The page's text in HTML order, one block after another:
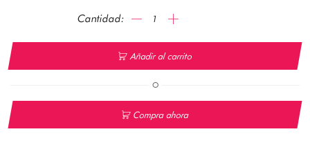
Añadir al carrito
O
Compra ahora